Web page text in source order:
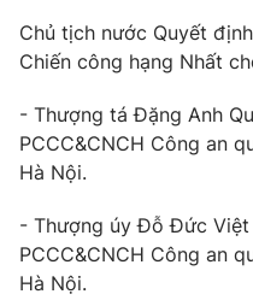
Câu chuyện quốc tế
Thị trường
Phim VTV
Hậu trường
Nhân vật
Khán giả
Giải trí
Âm nhạc
Đời sống
Du lịch
Giáo dục
Chủ tịch nước Quyết
Chiến công hạng Nhất
- Thượng tá Đặng Anh
PCCC&CNCH Công an
Hà Nội.
- Thượng úy Đỗ Đức
PCCC&CNCH Công an
Hà Nội.